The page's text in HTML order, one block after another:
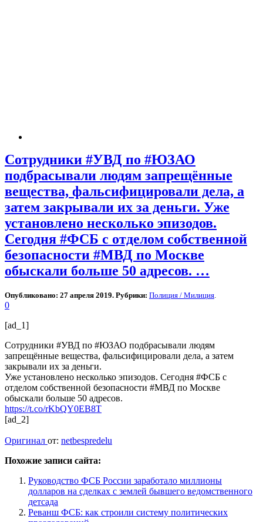
Сотрудники #УВД по #ЮЗАО
подбрасывали людям запрещённые
вещества, фальсифицировали дела, а
затем закрывали их за деньги. Уже
установлено несколько эпизодов.
Сегодня #ФСБ с отделом собственной
безопасности #МВД по Москве
обыскали больше 50 адресов. …
Опубликовано: 27 апреля 2019. Рубрики: Полиция / Милиция
0
[ad_1]
Сотрудники #УВД по #ЮЗАО подбрасывали людям
запрещённые вещества, фальсифицировали дела, а затем
закрывали их за деньги.
Уже установлено несколько эпизодов. Сегодня #ФСБ с
отделом собственной безопасности #МВД по Москве
обыскали больше 50 адресов.
https://t.co/rKbQY0EB8T
[ad_2]
Оригинал от: netbespredelu
Похожие записи сайта:
Руководство ФСБ России заработало миллионы
долларов на сделках с землей бывшего ведомственного
детсада
Реванш ФСБ: как строили систему политических